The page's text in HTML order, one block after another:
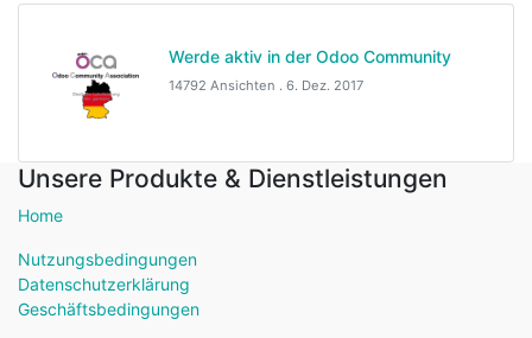
Werde aktiv in der Odoo Community
14792 Ansichten . 6. Dez. 2017
Unsere Produkte & Dienstleistungen
Home
Nutzungsbedingungen
Datenschutzerklärung
Geschäftsbedingungen